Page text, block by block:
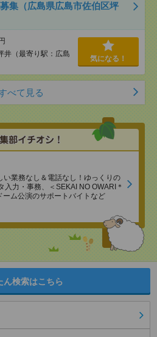
集（広島県広島市佐伯区坪
井（最寄り駅：広島
気になる！
べて見る
い業務なし＆電話なし！ゆっくりの
入力・事務、＜SEKAI NO OWARI＊
ム公演のサポートバイトなど
ん検索はこちら